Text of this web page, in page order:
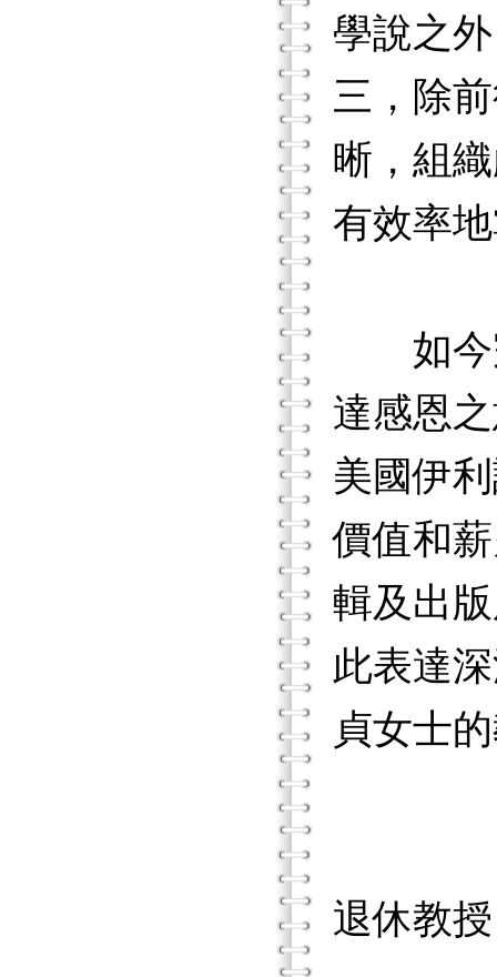
學說之
三，除
晰，組
有效率
如今完
達感恩
美國伊
價值和
輯及出
此表達
貞女士
退休教授